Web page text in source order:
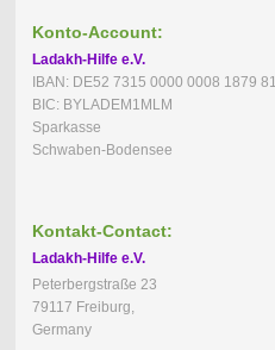
Konto-Account:
Ladakh-Hilfe e.V.
IBAN: DE52 7315 0000 0008 1879 81
BIC: BYLADEM1MLM
Sparkasse
Schwaben-Bodensee
Kontakt-Contact:
Ladakh-Hilfe e.V.
Peterbergstraße 23
79117 Freiburg,
Germany